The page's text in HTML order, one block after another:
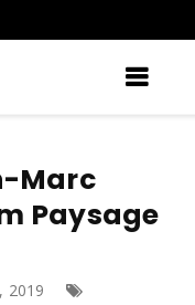
Marc
Paysage
2019